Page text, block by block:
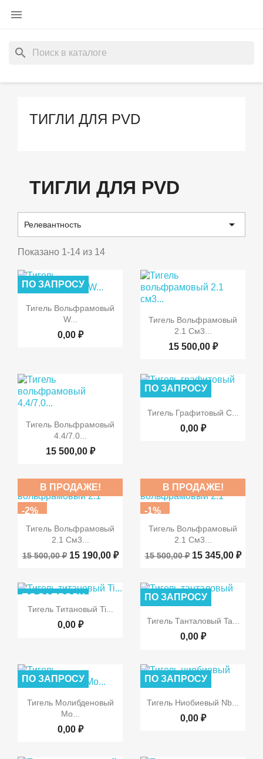

search
ТИГЛИ ДЛЯ PVD
ТИГЛИ ДЛЯ PVD
Релевантность 
Показано 1-14 из 14
Быстрый просмотр
Тигель Вольфрамовый
W...
0,00 ₽
ПО ЗАПРОСУ
Быстрый просмотр
Тигель Вольфрамовый
2.1 См3...
15 500,00 ₽
Быстрый просмотр
Тигель Вольфрамовый
4.4/7.0...
15 500,00 ₽
Быстрый просмотр
Тигель Графитовый С...
0,00 ₽
ПО ЗАПРОСУ
Быстрый просмотр
Тигель Вольфрамовый
2.1 См3...
15 500,00 ₽ 15 190,00 ₽
В ПРОДАЖЕ!
-2%
ПО ЗАПРОСУ
Быстрый просмотр
Тигель Вольфрамовый
2.1 См3...
15 500,00 ₽ 15 345,00 ₽
В ПРОДАЖЕ!
-1%
ПО ЗАПРОСУ
Быстрый просмотр
Тигель Титановый Ti...
0,00 ₽
ПО ЗАПРОСУ
Быстрый просмотр
Тигель Танталовый Ta...
0,00 ₽
ПО ЗАПРОСУ
Быстрый просмотр
Тигель Молибденовый
Mo...
0,00 ₽
ПО ЗАПРОСУ
Быстрый просмотр
Тигель Ниобиевый Nb...
0,00 ₽
ПО ЗАПРОСУ